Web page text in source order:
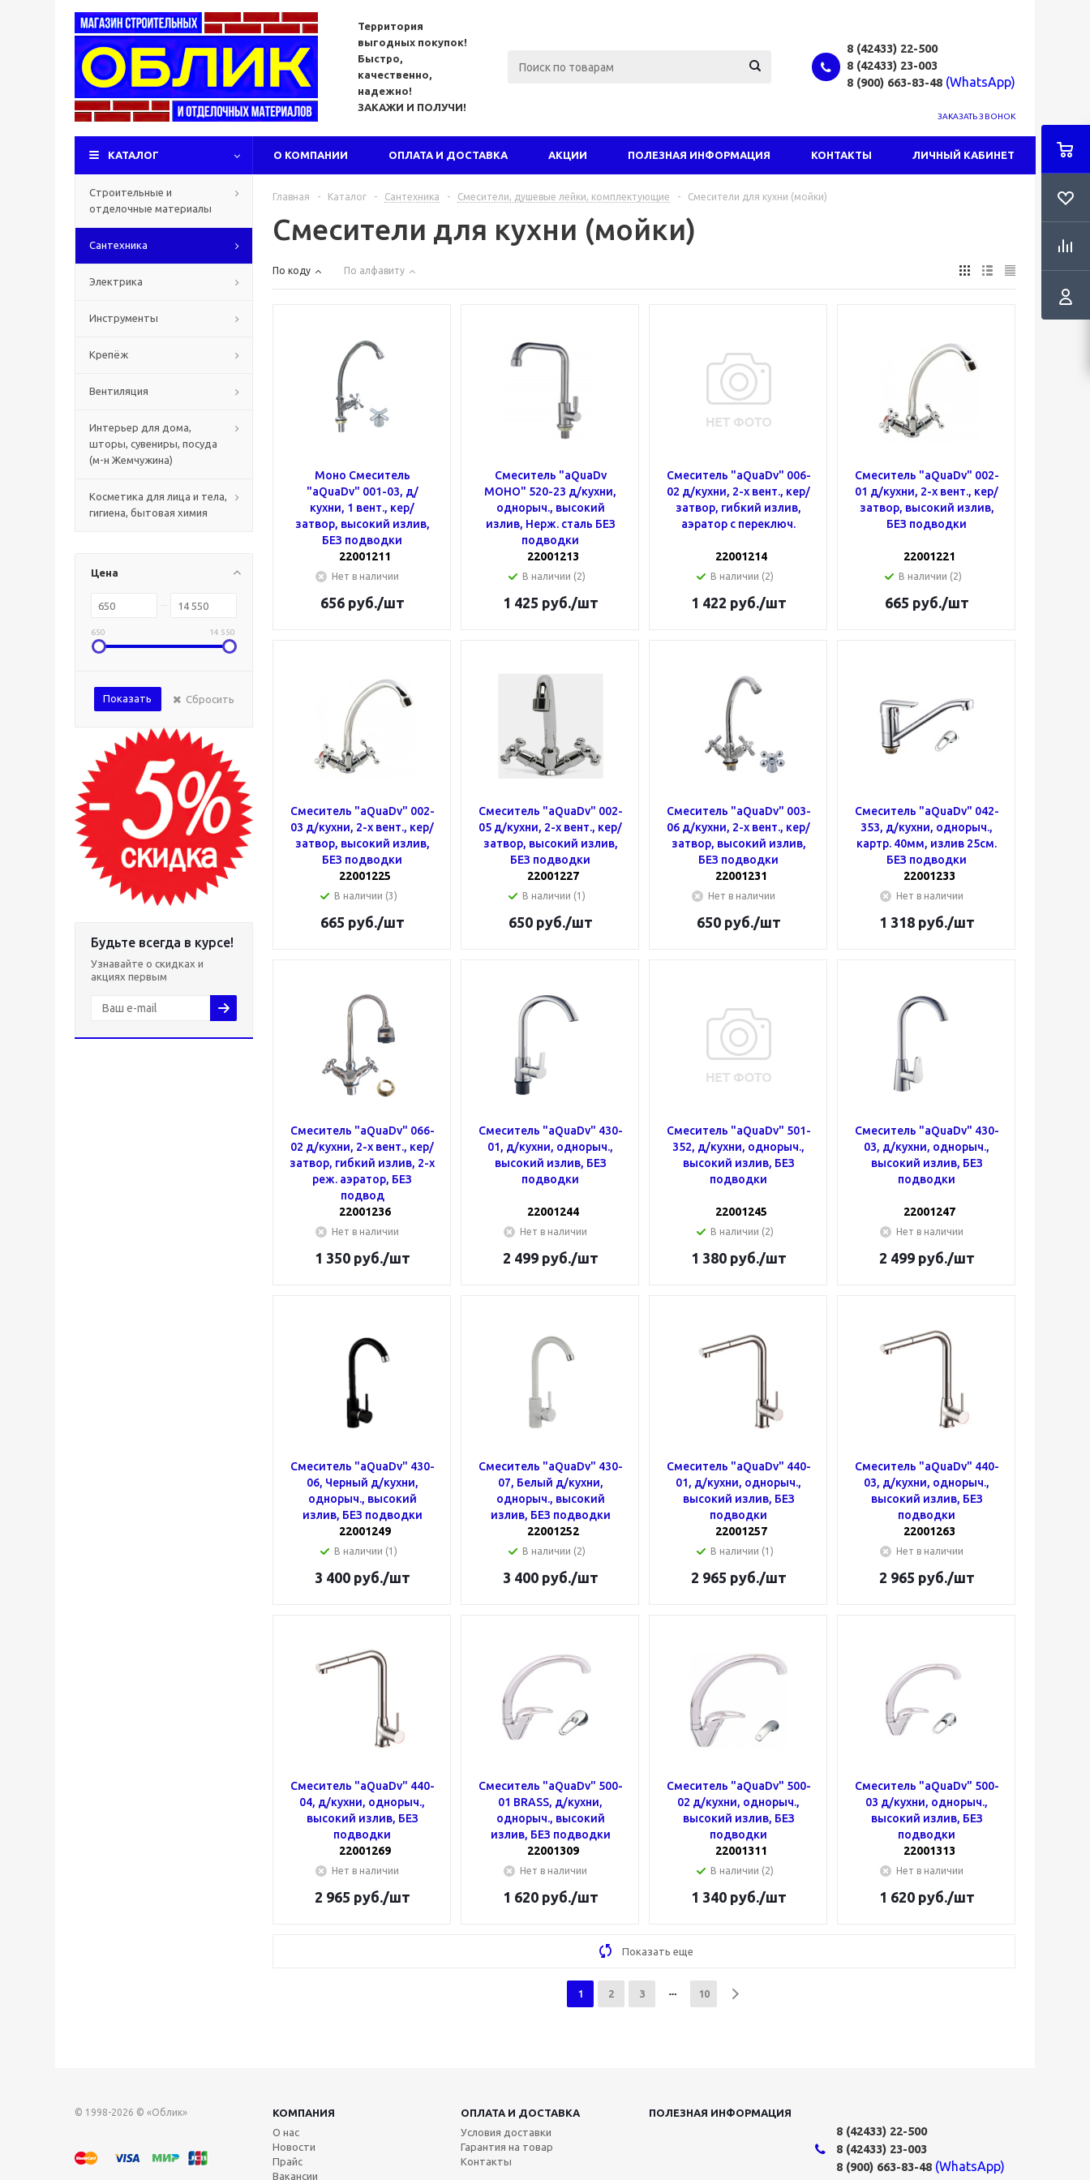
Территория
выгодных покупок!
Быстро,
качественно,
надежно!
ЗАКАЖИ И ПОЛУЧИ!
8 (42433) 22-500
8 (42433) 23-003
8 (900) 663-83-48 (WhatsApp)
ЗАКАЗАТЬ ЗВОНОК
КАТАЛОГ О КОМПАНИИ ОПЛАТА И ДОСТАВКА АКЦИИ ПОЛЕЗНАЯ ИНФОРМАЦИЯ КОНТАКТЫ ЛИЧНЫЙ КАБИНЕТ
Строительные и
отделочные материалы
Сантехника
Электрика
Инструменты
Крепёж
Вентиляция
Интерьер для дома,
шторы, сувениры, посуда
(м-н Жемчужина)
Косметика для лица и тела,
гигиена, бытовая химия
Цена
650 14 550
Показать Сбросить
Будьте всегда в курсе!
Узнавайте о скидках и
акциях первым
Главная - Каталог - Сантехника - Смесители, душевые лейки, комплектующие - Смесители для кухни (мойки)
Смесители для кухни (мойки)
По коду По алфавиту
Моно Смеситель
"aQuaDv" 001-03, д/
кухни, 1 вент., кер/
затвор, высокий излив,
БЕЗ подводки
22001211
Нет в наличии
656руб./шт
Смеситель "aQuaDv
МОНО" 520-23 д/кухни,
однорыч., высокий
излив, Нерж. сталь БЕЗ
подводки
22001213
В наличии (2)
1 425 руб./шт
Смеситель "aQuaDv" 006-
02 д/кухни, 2-х вент., кер/
затвор, гибкий излив,
аэратор с переключ.
22001214
В наличии (2)
1 422 руб./шт
Смеситель "aQuaDv" 002-
01 д/кухни, 2-х вент., кер/
затвор, высокий излив,
БЕЗ подводки
22001221
В наличии (2)
665 руб./шт
Смеситель "aQuaDv" 002-
03 д/кухни, 2-х вент., кер/
затвор, высокий излив,
БЕЗ подводки
22001225
В наличии (3)
665 руб./шт
Смеситель "aQuaDv" 002-
05 д/кухни, 2-х вент., кер/
затвор, высокий излив,
БЕЗ подводки
22001227
В наличии (1)
650руб./шт
Смеситель "aQuaDv" 003-
06 д/кухни, 2-х вент., кер/
затвор, высокий излив,
БЕЗ подводки
22001231
Нет в наличии
650руб./шт
Смеситель "aQuaDv" 042-
353, д/кухни, однорыч.,
картр. 40мм, излив 25см.
БЕЗ подводки
22001233
Нет в наличии
1 318руб./шт
Смеситель "aQuaDv" 066-
02 д/кухни, 2-х вент., кер/
затвор, гибкий излив, 2-х
реж. аэратор, БЕЗ
подвод
22001236
Нет в наличии
1 350руб./шт
Смеситель "aQuaDv" 430-
01, д/кухни, однорыч.,
высокий излив, БЕЗ
подводки
22001244
Нет в наличии
2 499руб./шт
Смеситель "aQuaDv" 501-
352, д/кухни, однорыч.,
высокий излив, БЕЗ
подводки
22001245
В наличии (2)
1 380руб./шт
Смеситель "aQuaDv" 430-
03, д/кухни, однорыч.,
высокий излив, БЕЗ
подводки
22001247
Нет в наличии
2 499руб./шт
Смеситель "aQuaDv" 430-
06, Черный д/кухни,
однорыч., высокий
излив, БЕЗ подводки
22001249
В наличии (1)
3 400руб./шт
Смеситель "aQuaDv" 430-
07, Белый д/кухни,
однорыч., высокий
излив, БЕЗ подводки
22001252
В наличии (2)
3 400руб./шт
Смеситель "aQuaDv" 440-
01, д/кухни, однорыч.,
высокий излив, БЕЗ
подводки
22001257
В наличии (1)
2 965 руб./шт
Смеситель "aQuaDv" 440-
03, д/кухни, однорыч.,
высокий излив, БЕЗ
подводки
22001263
Нет в наличии
2 965 руб./шт
Смеситель "aQuaDv" 440-
04, д/кухни, однорыч.,
высокий излив, БЕЗ
подводки
22001269
Нет в наличии
2 965 руб./шт
Смеситель "aQuaDv" 500-
01 BRASS, д/кухни,
однорыч., высокий
излив, БЕЗ подводки
22001309
Нет в наличии
1 620руб./шт
Смеситель "aQuaDv" 500-
02 д/кухни, однорыч.,
высокий излив, БЕЗ
подводки
22001311
В наличии (2)
1 340руб./шт
Смеситель "aQuaDv" 500-
03 д/кухни, однорыч.,
высокий излив, БЕЗ
подводки
22001313
Нет в наличии
1 620руб./шт
Показать еще
1 2 3 10
© 1998-2026 © «Облик» КОМПАНИЯ ОПЛАТА И ДОСТАВКА
ПОЛЕЗНАЯ ИНФОРМАЦИЯ
О нас
Новости
Прайс
Вакансии
Условия доставки
Гарантия на товар
Контакты
8 (42433) 22-500
8 (42433) 23-003
8 (900) 663-83-48 (WhatsApp)